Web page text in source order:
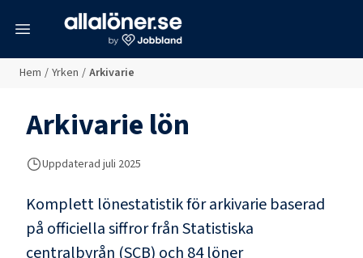
Hem / Yrken / Arkivarie
Arkivarielön
Uppdaterad juli 2025
Komplett lönestatistik förarkivarie baserad
på officiella siffror från Statistiska
centralbyrån (SCB) och 84 löner